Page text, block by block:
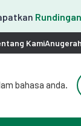
KamiAnugerah
bahasa anda.